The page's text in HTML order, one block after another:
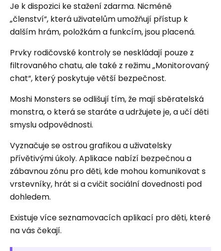
Je k dispozici ke stažení zdarma. Nicméně
„členství“, která uživatelům umožňují přístup k
dalším hrám, položkám a funkcím, jsou placená.
Prvky rodičovské kontroly se neskládají pouze z
filtrovaného chatu, ale také z režimu „Monitorovaný
chat“, který poskytuje větší bezpečnost.
Moshi Monsters se odlišují tím, že mají sběratelská
monstra, o která se staráte a udržujete je, a učí děti
smyslu odpovědnosti.
Vyznačuje se ostrou grafikou a uživatelsky
přívětivými úkoly. Aplikace nabízí bezpečnou a
zábavnou zónu pro děti, kde mohou komunikovat s
vrstevníky, hrát si a cvičit sociální dovednosti pod
dohledem.
Existuje více seznamovacích aplikací pro děti, které
na vás čekají.